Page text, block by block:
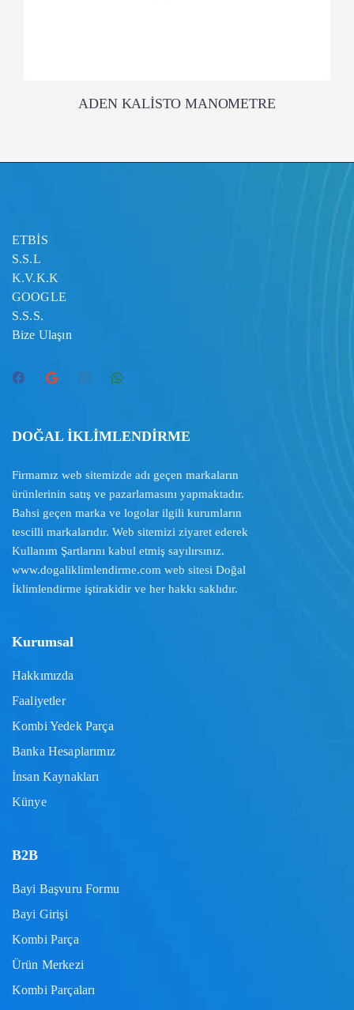
ADEN KALİSTO MANOMETRE
ETBİS
S.S.L
K.V.K.K
GOOGLE
S.S.S.
Bize Ulaşın
DOĞAL İKLİMLENDİRME
Firmamız web sitemizde adı geçen markaların
ürünlerinin satış ve pazarlamasını yapmaktadır.
Bahsi geçen marka ve logolar ilgili kurumların
tescilli markalarıdır. Web sitemizi ziyaret ederek
Kullanım Şartlarını kabul etmiş sayılırsınız.
www.dogaliklimlendirme.com web sitesi Doğal
İklimlendirme iştirakidir ve her hakkı saklıdır.
Kurumsal
Hakkımızda
Faaliyetler
Kombi Yedek Parça
Banka Hesaplarımız
İnsan Kaynakları
Künye
B2B
Bayi Başvuru Formu
Bayi Girişi
Kombi Parça
Ürün Merkezi
Kombi Parçaları